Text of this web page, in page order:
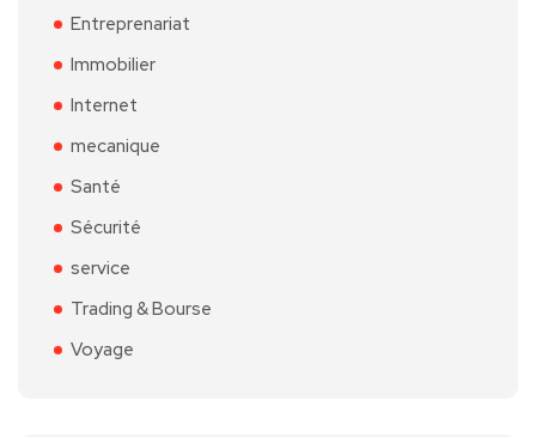
Entreprenariat
Immobilier
Internet
mecanique
Santé
Sécurité
service
Trading & Bourse
Voyage